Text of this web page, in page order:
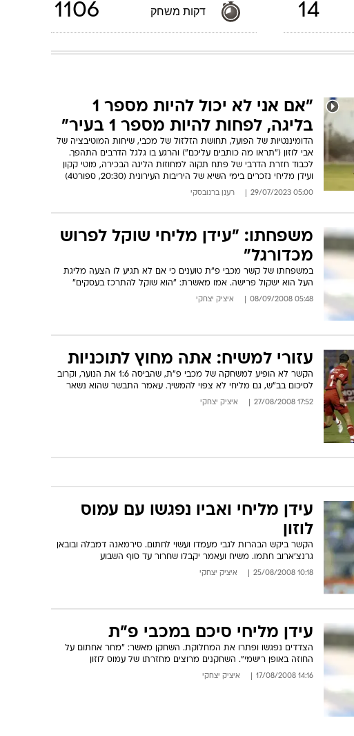
14 דקות משחק 1106
"אם אני לא יכול להיות מספר 1
בליגה, לפחות להיות מספר 1 בעיר"
הדומיננטיות של הפועל, תחושת הזלזול של מכבי, שיחות המוטיבציה של
אבי לוזון ("תראו מה כותבים עליכם") והרגע בו גלגל הדרבים התהפך.
לכבוד חזרת הדרבי של פתח תקוה למחוזות הליגה הבכירה, מוטי קקון
ועידן מליחי נזכרים בימי השיא של היריבות העירונית (20:30, ספורט4)
05:00 29/07/2023 רענן ברנובסקי
משפחתו: "עידן מליחי שוקל לפרוש
מכדורגל"
במשפחתו של קשר מכבי פ"ת טוענים כי אם לא תגיע לו הצעה מליגת
העל הוא ישקול פרישה. אמו מאשרת: "הוא שוקל להתרכז בעסקים"
05:48 08/09/2008 איציק יצחקי
עזורי למשיח: אתה מחוץ לתוכניות
הקשר לא הופיע למשחקה של מכבי פ"ת, שהביסה 1:6 את הנוער, וקרוב
לסיכום בב"ש, גם מליחי לא צפוי להמשיך. עאמר התבשר שהוא נשאר
17:52 27/08/2008 איציק יצחקי
עידן מליחי ואביו נפגשו עם עמוס
לוזון
הקשר ביקש הבהרות לגבי מעמדו ועשוי לחתום. סירמאנה דמבלה ובובאן
גרנצ'ארוב חתמו. משיח ועאמר יקבלו שחרור עד סוף השבוע
10:18 25/08/2008 איציק יצחקי
עידן מליחי סיכם במכבי פ"ת
הצדדים נפגשו ופתרו את המחלוקת. השחקן מאשר: "מחר אחתום על
החוזה באופן רישמי". השחקנים מרוצים מחזרתו של עמוס לוזון
14:16 17/08/2008 איציק יצחקי